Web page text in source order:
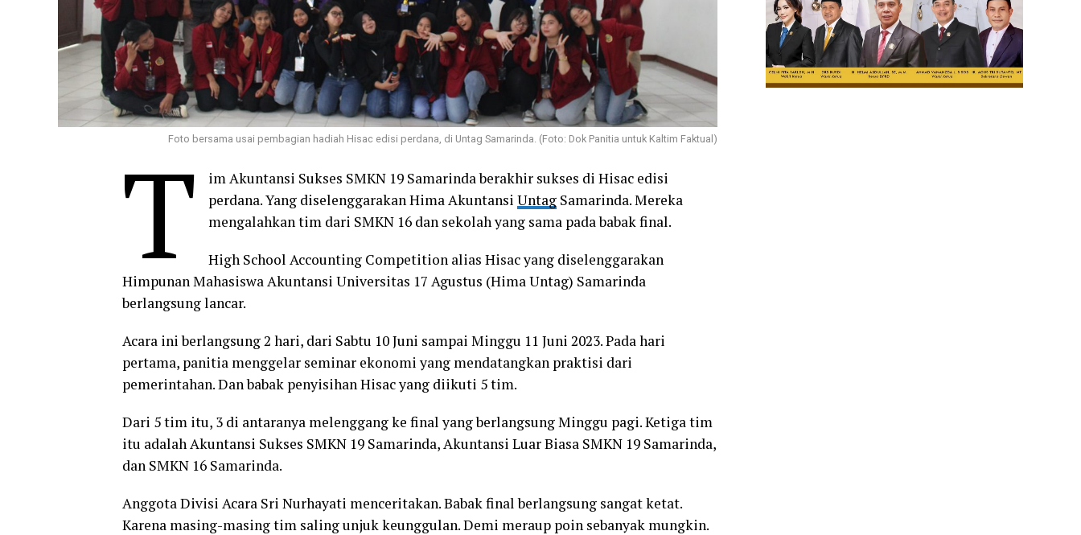
Foto bersama usai pembagian hadiah Hisac edisi perdana, di Untag Samarinda. (Foto: Dok Panitia untuk Kaltim Faktual)
T
im Akuntansi Sukses SMKN 19 Samarinda berakhir sukses di Hisac edisi
perdana. Yang diselenggarakan Hima Akuntansi UntagSamarinda. Mereka
mengalahkan tim dari SMKN 16 dan sekolah yang sama pada babak final.
High School Accounting Competition alias Hisac yang diselenggarakan
Himpunan Mahasiswa Akuntansi Universitas 17 Agustus (Hima Untag) Samarinda
berlangsung lancar.
Acara ini berlangsung 2 hari, dari Sabtu 10 Juni sampai Minggu 11 Juni 2023. Pada hari
pertama, panitia menggelar seminar ekonomi yang mendatangkan praktisi dari
pemerintahan. Dan babak penyisihan Hisac yang diikuti 5 tim.
Dari 5 tim itu, 3 di antaranya melenggang ke final yang berlangsung Minggu pagi. Ketiga tim
itu adalah Akuntansi Sukses SMKN 19 Samarinda, Akuntansi Luar Biasa SMKN 19 Samarinda,
dan SMKN 16 Samarinda.
Anggota Divisi Acara Sri Nurhayati menceritakan. Babak final berlangsung sangat ketat.
Karena masing-masing tim saling unjuk keunggulan. Demi meraup poin sebanyak mungkin.